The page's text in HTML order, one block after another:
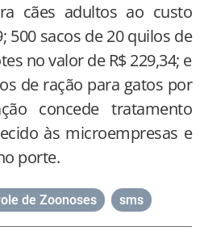
cães adultos ao custo
500 sacos de 20 quilos de
no valor de R$ 229,34; e
de ração para gatos por
concede tratamento
às microempresas e
porte.
de Zoonoses sms